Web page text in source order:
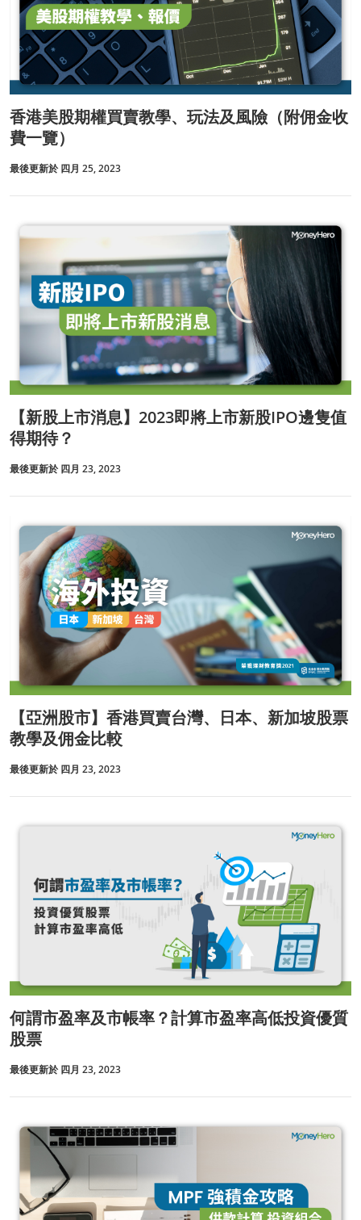
香港美股期權買賣教學、玩法及風險（附佣金收
費一覽）
最後更新於 四月 25, 2023
【新股上市消息】2023即將上市新股IPO邊隻值
得期待？
最後更新於 四月 23, 2023
【亞洲股市】香港買賣台灣、日本、新加坡股票
教學及佣金比較
最後更新於 四月 23, 2023
何謂市盈率及市帳率？計算市盈率高低投資優質
股票
最後更新於 四月 23, 2023